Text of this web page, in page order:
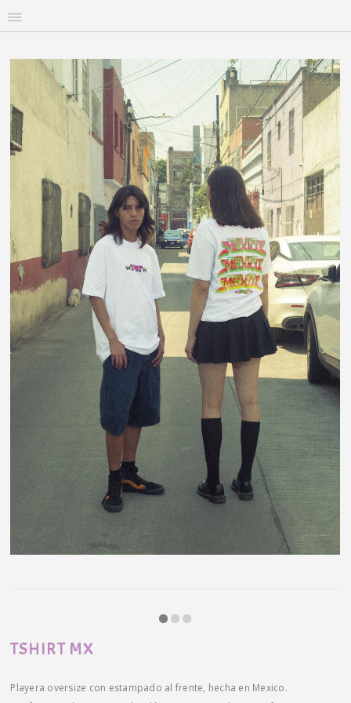
TSHIRT MX
Playera oversize con estampado al frente, hecha en Mexico.